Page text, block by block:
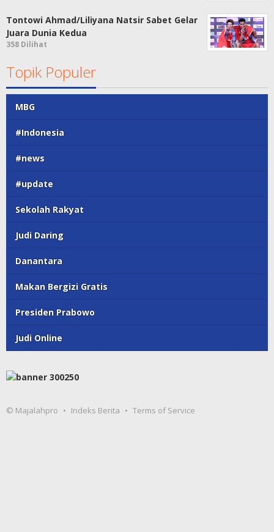
Tontowi Ahmad/Liliyana Natsir Sabet Gelar
Juara Dunia Kedua
358 Dilihat
Topik Populer
MBG
#Indonesia
#news
#update
Sekolah Rakyat
Judi Daring
Danantara
Makan Bergizi Gratis
Presiden Prabowo
Judi Online
© Majalahpro Indeks Berita Terms of Service